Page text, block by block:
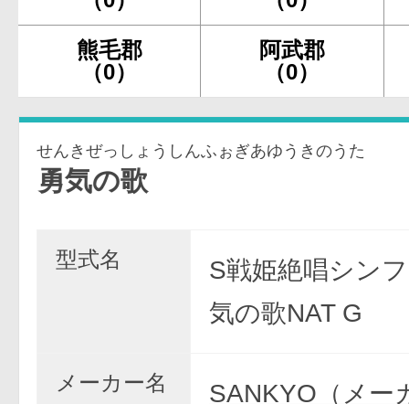
熊毛郡
（0）
阿武郡
（0）
せんきぜっしょうしんふぉぎあゆうきのうた
歌
型式名
S戦姫絶唱シン
気の歌NAT G
メーカー名
SANKYO（メー